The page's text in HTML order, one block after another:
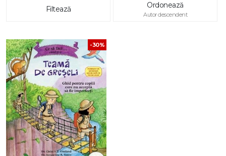
Filtează Ordonează
Autor descendent
-30%